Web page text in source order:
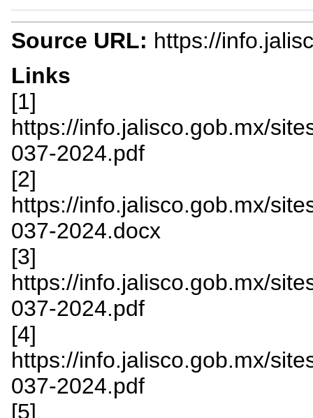
Source URL: https://
Links
[1]
https://info.jalisco.gob.mx/
037-2024.pdf
[2]
https://info.jalisco.gob.mx/
037-2024.docx
[3]
https://info.jalisco.gob.mx/
037-2024.pdf
[4]
https://info.jalisco.gob.mx/
037-2024.pdf
[5]